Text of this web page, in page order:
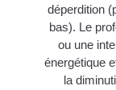
déperdition
bas). Le
ou une
énergétique
la